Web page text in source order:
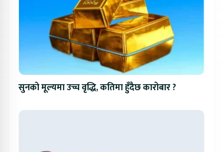
सुनको मूल्यमा उच्च वृद्धि, कतिमा हुँदैछ कारोबार ?